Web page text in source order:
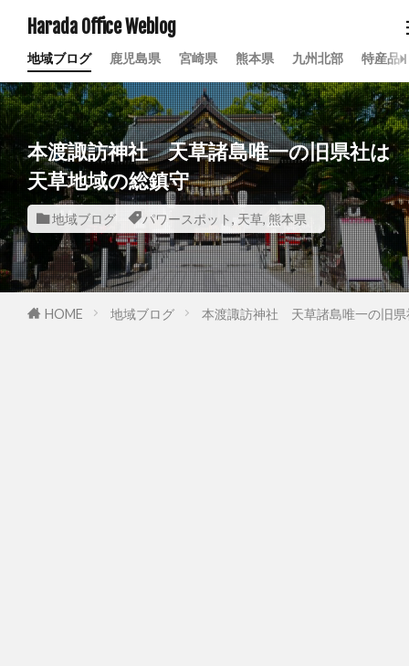
Harada Office Weblog
地域ブログ 鹿児島県 宮崎県 熊本県 九州北部 特産品
本渡諏訪神社 天草諸島唯一の旧県社は
天草地域の総鎮守
地域ブログ パワースポット, 天草, 熊本県
HOME 地域ブログ 本渡諏訪神社 天草諸島唯一の旧県